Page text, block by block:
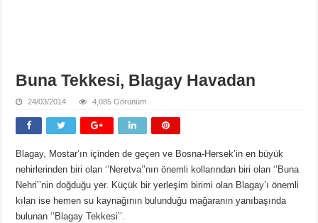
Buna Tekkesi, Blagay Havadan
24/03/2014 4,085 Görünüm
Blagay, Mostar’ın içinden de geçen ve Bosna-Hersek’in en büyük
nehirlerinden biri olan ‘’Neretva’’nın önemli kollarından biri olan ‘’Buna
Nehri’’nin doğduğu yer. Küçük bir yerleşim birimi olan Blagay’ı önemli
kılan ise hemen su kaynağının bulunduğu mağaranın yanıbaşında
bulunan ‘’Blagay Tekkesi’’.